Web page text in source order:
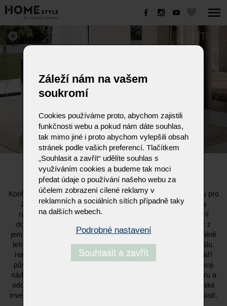
TOR
TOR
Konferenční stolek Tor, navržený designérem Nello Palombou pro
značku Eforma, představuje vrchol nadčasové elegance a
rafinovaného italského designu. Tento univerzální a funkční
doplněk je postaven na hře kontrastů, kde robustní podnož z
jemného leštěného mramoru tvoří stabilní základnu pro vizuálně
lehkou, tvarovanou obdélníkovou desku z prvotřídního křišťálu.
Harmonické spojení těchto dvou ušlechtilých materiálů vytváří
působivý vizuální efekt, který dodá každému obývacímu pokoji
nádech luxusu a stylu. Díky použití vysoce kvalitního mramoru a
odolného skla je stolek Tor nejen estetickým skvostem, ale také
investicí do kvality s garantovanou pevností a dlouhou životností.
Záleží nám na vašem
soukromí
Cookies používáme proto, abychom zajistili
funkčnosti webu a pokud nám dáte souhlas,
tak mimo jiné i proto abychom vylepšili obsah
stránek podle vašich preferencí. Tlačítkem
„Souhlasit a zavřít“ udělíte souhlas s
využíváním cookies a budeme tak moci
předat údaje o používání našeho webu za
účelem zobrazení cílené reklamy v
reklamních a sociálních sítích případně taky
na dalších webech.
Podrobné nastavení
Souhlasit a zavřít